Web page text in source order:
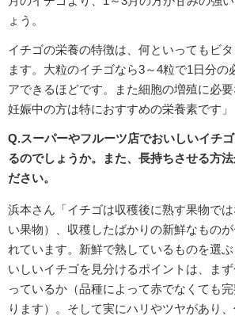
ょう。
イチゴの栄養の特徴は、何といってもビ
ます。大粒のイチゴなら3～4粒で1日分の
アできるほどです。また細胞の増殖に必要
妊娠中の方は特におすすめの栄養素です」
Q.スーパーやフルーツ店でおいしいイチ
るのでしょうか。また、長持ちさせる方
ださい。
浜本さん「イチゴは収穫後に熟す果物で
い果物）、収穫したばかりの新鮮なもの
れています。新鮮で熟しているものを選
いしいイチゴを見分けるポイントは、ま
っているか（品種によって赤でなくても
ります）。そして実にハリやツヤがあり、